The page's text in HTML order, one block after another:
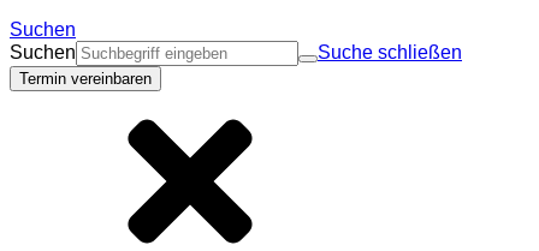
Suchen
Suchen
Suche schließen
Termin vereinbaren